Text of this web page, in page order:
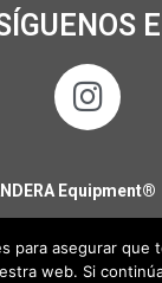
Equipment®
|Programa FSE +
para asegurar que
web. Si